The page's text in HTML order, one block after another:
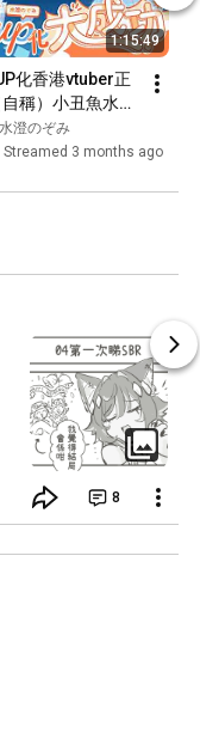
1:15:49
化香港vtuber正
稱）小丑魚水澄
港VTUBER】
澄のぞみ
Streamed 3 months ago
8